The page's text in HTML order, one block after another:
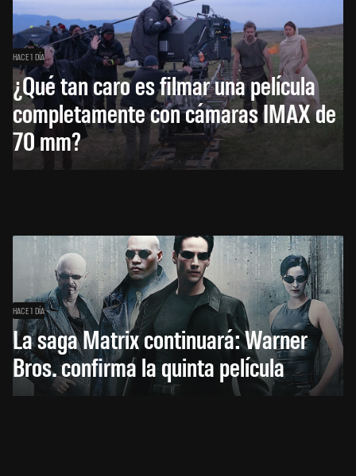
HACE 1 DÍA
¿Qué tan caro es filmar una película
completamente con cámaras IMAX de
70 mm?
HACE 1 DÍA
La saga Matrix continuará: Warner
Bros. confirma la quinta película